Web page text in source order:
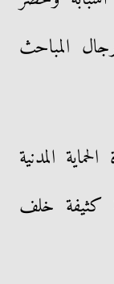
المباحث
المدنية
كثيفة خلف